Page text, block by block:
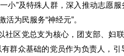
小”及特殊人群，深入推动志愿
为民服务“神经元”。
区党总支为核心，团支部、妇
群众基础的党员作为负责人，